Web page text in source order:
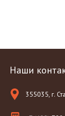
Наши
355035, г.